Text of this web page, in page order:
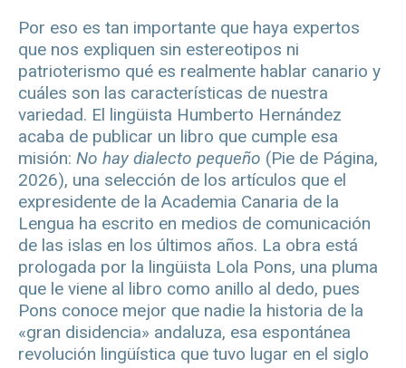
Por eso es tan importante que haya expertos
que nos expliquen sin estereotipos ni
patrioterismo qué es realmente hablar canario y
cuáles son las características de nuestra
variedad. El lingüista Humberto Hernández
acaba de publicar un libro que cumple esa
misión: No hay dialecto pequeño (Pie de Página,
2026), una selección de los artículos que el
expresidente de la Academia Canaria de la
Lengua ha escrito en medios de comunicación
de las islas en los últimos años. La obra está
prologada por la lingüista Lola Pons, una pluma
que le viene al libro como anillo al dedo, pues
Pons conoce mejor que nadie la historia de la
«gran disidencia» andaluza, esa espontánea
revolución lingüística que tuvo lugar en el siglo